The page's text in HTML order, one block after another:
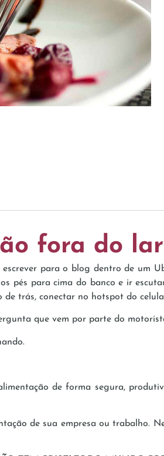
fora do lar
para o blog dentro de um
pés para cima do banco e ir
trás, conectar no hotspot do
que vem por parte do
de forma segura,
de sua empresa ou trabalho.